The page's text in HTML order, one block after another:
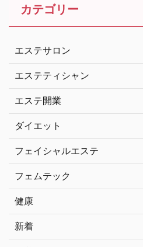
カテゴリー
エステサロン
エステティシャン
エステ開業
ダイエット
フェイシャルエステ
フェムテック
健康
新着